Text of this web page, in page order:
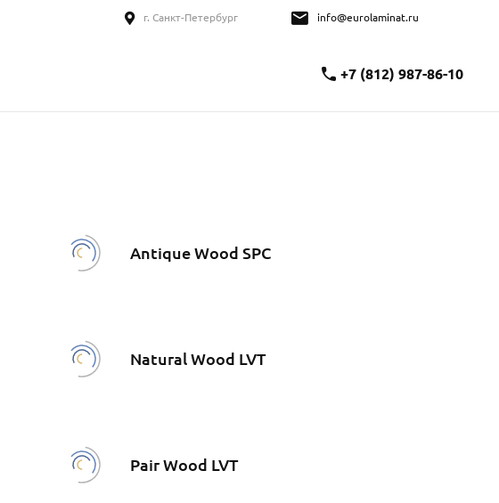
г. Санкт-Петербург info@eurolaminat.ru
+7 (812) 987-86-10
Antique Wood SPC
Natural Wood LVT
Pair Wood LVT